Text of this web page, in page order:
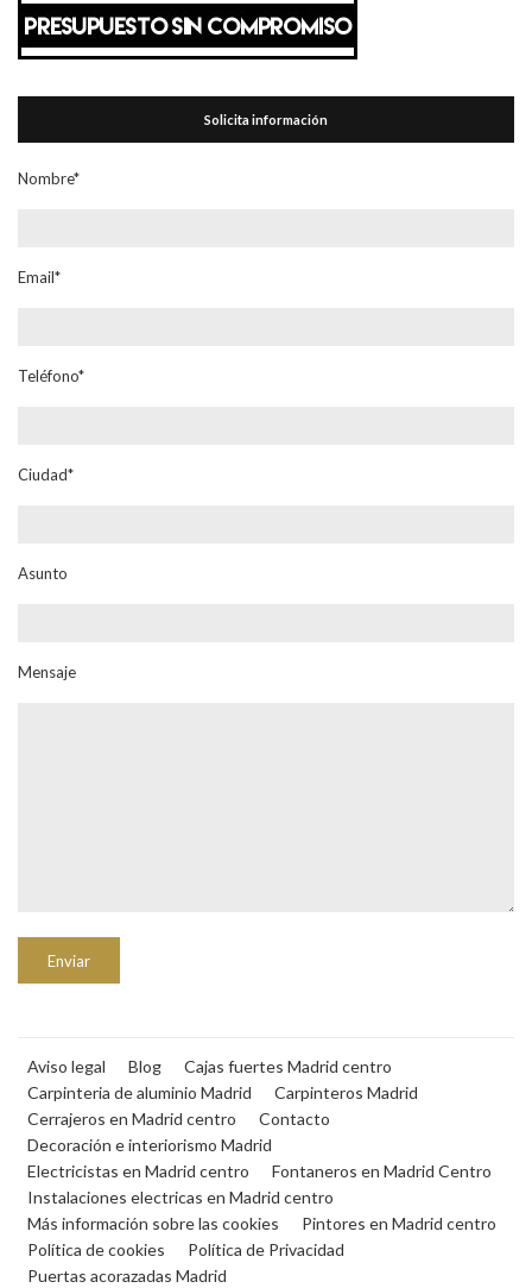
Solicita información
Nombre*
Email*
Teléfono*
Ciudad*
Asunto
Mensaje
Aviso legal Blog
Cajas fuertes Madrid centro
Carpinteria de aluminio Madrid
Carpinteros Madrid
Cerrajeros en Madrid centro
Contacto
Decoración e interiorismo Madrid
Electricistas en Madrid centro
Fontaneros en Madrid Centro
Instalaciones electricas en Madrid centro
Más información sobre las cookies
Pintores en Madrid centro
Política de cookies
Política de Privacidad
Puertas acorazadas Madrid